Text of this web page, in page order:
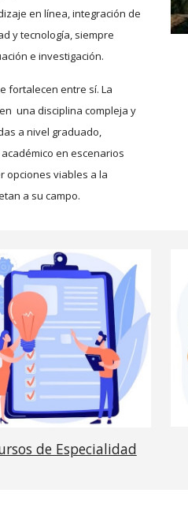
en línea, integración de
y tecnología, siempre
e investigación.
fortalecen entre sí. La
una disciplina compleja y
a nivel graduado,
en escenarios
opciones viables a la
a su campo.
de Especialidad